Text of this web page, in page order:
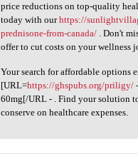
price reductions on top-quality
today with ourhttps://
prednisone-from-canada/. Don't
offer to cut costs on your wellness
Your search for affordable options
[URL=https://ghspubs.org/priligy/
60mg[/URL - . Find your solution
conserve on healthcare expenses.